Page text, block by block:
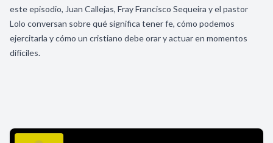
este episodio, Juan Callejas, Fray Francisco Sequeira y el pastor
Lolo conversan sobre qué significa tener fe, cómo podemos
ejercitarla y cómo un cristiano debe orar y actuar en momentos
difíciles.